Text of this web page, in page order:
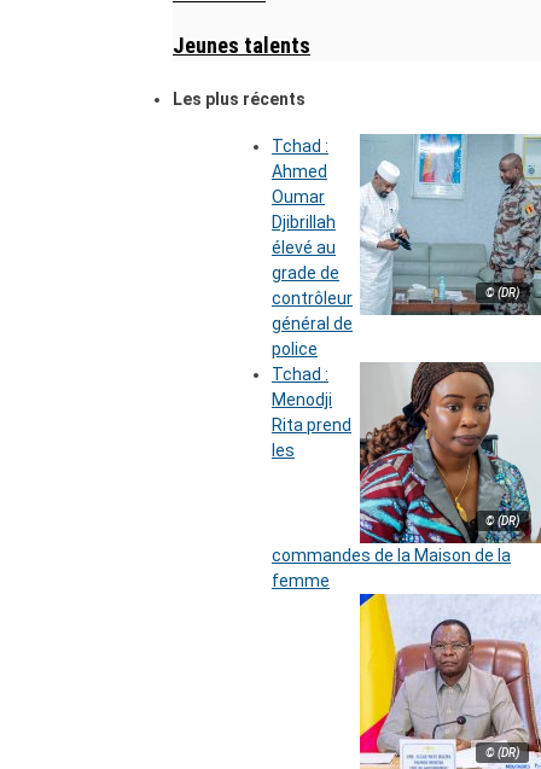
Jeunes talents
Les plus récents
© (DR)
Tchad :
Ahmed
Oumar
Djibrillah
élevé au
grade de
contrôleur
général de
police
© (DR)
Tchad :
Menodji
Rita prend
les
commandes de la Maison de la
femme
© (DR)